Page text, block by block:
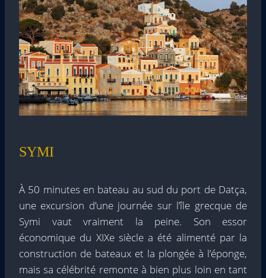
SYMI
À 50 minutes en bateau au sud du port de Datça,
une excursion d’une journée sur l’île grecque de
Symi vaut vraiment la peine. Son essor
économique du XIXe siècle a été alimenté par la
construction de bateaux et la plongée à l’éponge,
mais sa célébrité remonte à bien plus loin en tant